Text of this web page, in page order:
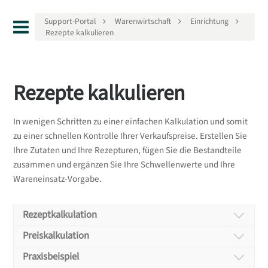
Support-Portal Warenwirtschaft
Einrichtung
Rezepte kalkulieren
Rezepte kalkulieren
In wenigen Schritten zu einer einfachen Kalkulation und somit
zu einer schnellen Kontrolle Ihrer Verkaufspreise. Erstellen Sie
Ihre Zutaten und Ihre Rezepturen, fügen Sie die Bestandteile
zusammen und ergänzen Sie Ihre Schwellenwerte und Ihre
Wareneinsatz-Vorgabe.
Rezeptkalkulation
Rezeptkalkulation
Preiskalkulation
Preiskalkulation
Praxisbeispiel